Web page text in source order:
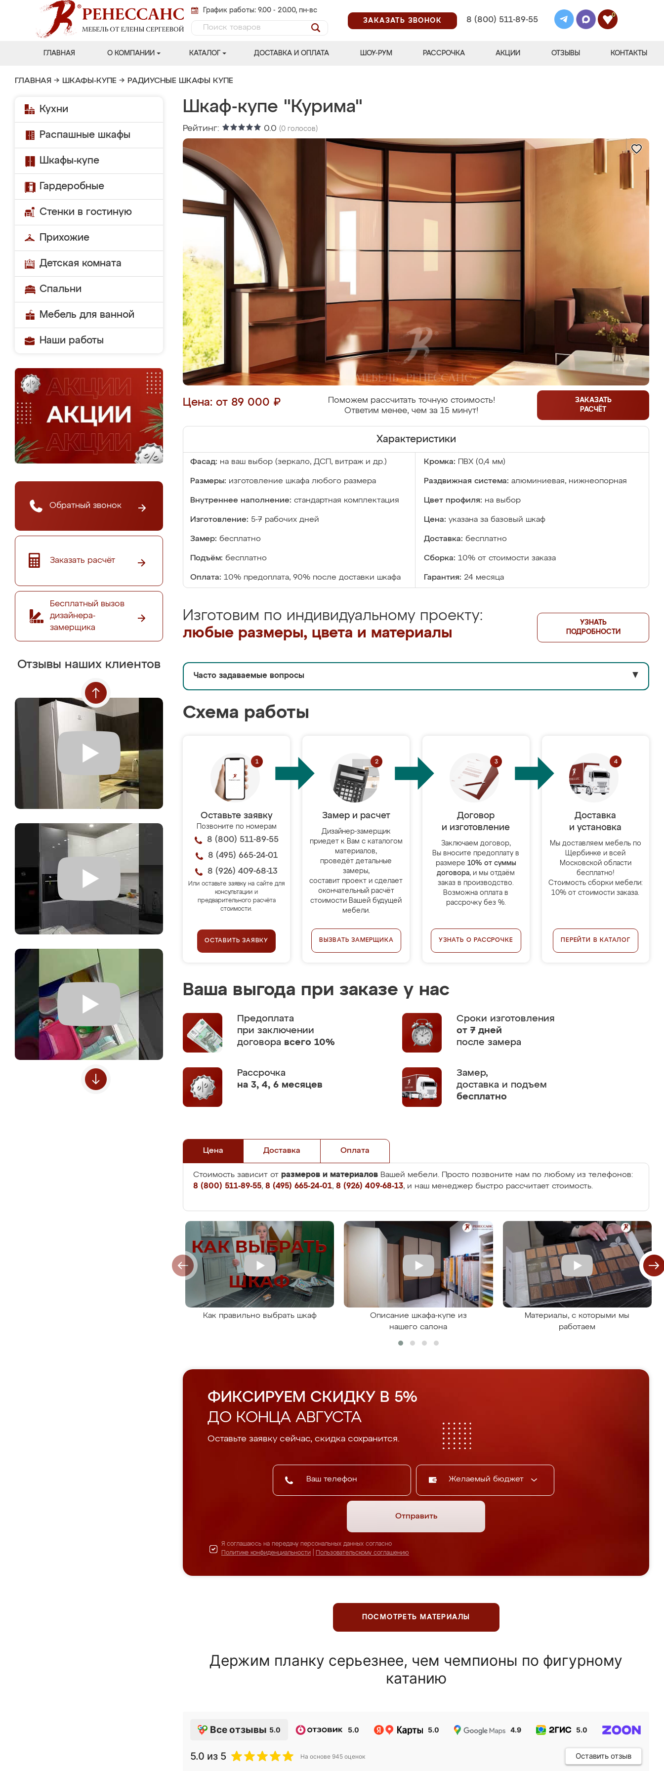
График работы: 9.00 - 20.00, пн-вс
ЗАКАЗАТЬ ЗВОНОК
8 (800) 511-89-55
0
ГЛАВНАЯ О КОМПАНИИ КАТАЛОГ ДОСТАВКА И ОПЛАТА ШОУ-РУМ РАССРОЧКА АКЦИИ ОТЗЫВЫ КОНТАКТЫ
ГЛАВНАЯ → ШКАФЫ-КУПЕ → РАДИУСНЫЕ ШКАФЫ КУПЕ
Кухни
Распашные шкафы
Шкафы-купе
Гардеробные
Стенки в гостиную
Прихожие
Детская комната
Спальни
Мебель для ванной
Наши работы
Обратный звонок
Заказать расчёт
Бесплатный вызов
дизайнера-
замерщика
Отзывы наших клиентов
Шкаф-купе "Курима"
Рейтинг: 0.0 (0 голосов)
Цена: от 89 000 ₽
Поможем рассчитать точную стоимость!
Ответим менее, чем за 15 минут!
ЗАКАЗАТЬ
РАСЧЁТ
Характеристики
Фасад: на ваш выбор (зеркало, ДСП, витраж и др.) Кромка: ПВХ (0,4 мм)
Размеры: изготовление шкафа любого размера Раздвижная система: алюминиевая, нижнеопорная
Внутреннее наполнение: стандартная комплектация Цвет профиля: на выбор
Изготовление: 5-7 рабочих дней Цена: указана за базовый шкаф
Замер: бесплатно Доставка: бесплатно
Подъём: бесплатно Сборка: 10% от стоимости заказа
Оплата: 10% предоплата, 90% после доставки шкафа Гарантия: 24 месяца
Изготовим по индивидуальному проекту:
любые размеры, цвета и материалы
УЗНАТЬ
ПОДРОБНОСТИ
Часто задаваемые вопросы ▼
Схема работы
Оставьте заявку
Позвоните по номерам
8 (800) 511-89-55
8 (495) 665-24-01
8 (926) 409-68-13
Или оставьте заявку на сайте для
консультации и
предварительного расчёта
стоимости.
ОСТАВИТЬ ЗАЯВКУ
Замер и расчет
Дизайнер-замерщик
приедет к Вам с каталогом
материалов,
проведёт детальные
замеры,
составит проект и сделает
окончательный расчёт
стоимости Вашей будущей
мебели.
ВЫЗВАТЬ ЗАМЕРЩИКА
Договор
и изготовление
Заключаем договор,
Вы вносите предоплату в
размере 10% от суммы
договора, и мы отдаём
заказ в производство.
Возможна оплата в
рассрочку без %.
УЗНАТЬ О РАССРОЧКЕ
Доставка
и установка
Мы доставляем мебель по
Щербинке и всей
Московской области
бесплатно!
Стоимость сборки мебели:
10% от стоимости заказа.
ПЕРЕЙТИ В КАТАЛОГ
Ваша выгода при заказе у нас
Предоплата
при заключении
договора всего 10%
Сроки изготовления
от 7 дней
после замера
Рассрочка
на 3, 4, 6 месяцев
Замер,
доставка и подъем
бесплатно
Цена Доставка Оплата
Стоимость зависит от размеров и материалов Вашей мебели. Просто позвоните нам по любому из телефонов:
8 (800) 511-89-55, 8 (495) 665-24-01, 8 (926) 409-68-13, и наш менеджер быстро рассчитает стоимость.
Как правильно выбрать шкаф
Описание шкафа-купе из
нашего салона
Материалы, с которыми мы
работаем
ФИКСИРУЕМ СКИДКУ В 5%
ДО КОНЦА АВГУСТА
Оставьте заявку сейчас, скидка сохранится.
Желаемый бюджет
Отправить
Я соглашаюсь на передачу персональных данных согласно
Политике конфиденциальности
Пользовательскому соглашению
ПОСМОТРЕТЬ МАТЕРИАЛЫ
Держим планку серьезнее, чем чемпионы по фигурному
катанию
Все отзывы 5.0 5.0 5.0 4.9 5.0
5.0 из 5 На основе 945 оценок Оставить отзыв